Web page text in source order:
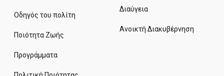
Οδηγός του πολίτη
Ποιότητα Ζωής
Προγράμματα
Διαύγεια
Ανοικτή Διακυβέρνηση